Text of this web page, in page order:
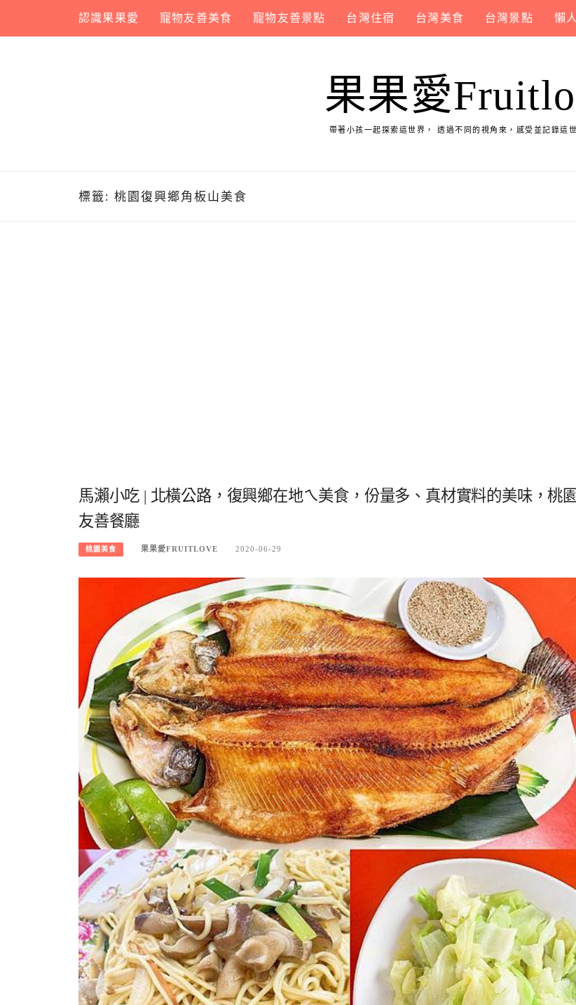
content
認識果果愛 寵物友善美食 寵物友善景點 台灣住宿 台灣美食 台灣景點 懶
果果愛
帶著小孩一起探索這世界， 透過不同的視角來，感受並記錄這
標籤: 桃園復興鄉角板山美食
馬瀨小吃 | 北橫公路，復興鄉在地ㄟ美食，份量多、真材實料的美味，桃
友善餐廳
桃園美食 果果愛FRUITLOVE 2020-06-29